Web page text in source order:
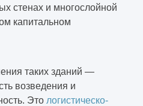
стенах и многослойной
капитальном
таких зданий —
возведения и
Это логистическо-